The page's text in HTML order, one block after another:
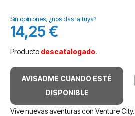
de
la
galería
imágenes
Sin opiniones, ¿nos das la tuya?
14,25 €
Producto descatalogado.
AVISADME CUANDO ESTÉ
DISPONIBLE
Vive nuevas aventuras con Venture City.